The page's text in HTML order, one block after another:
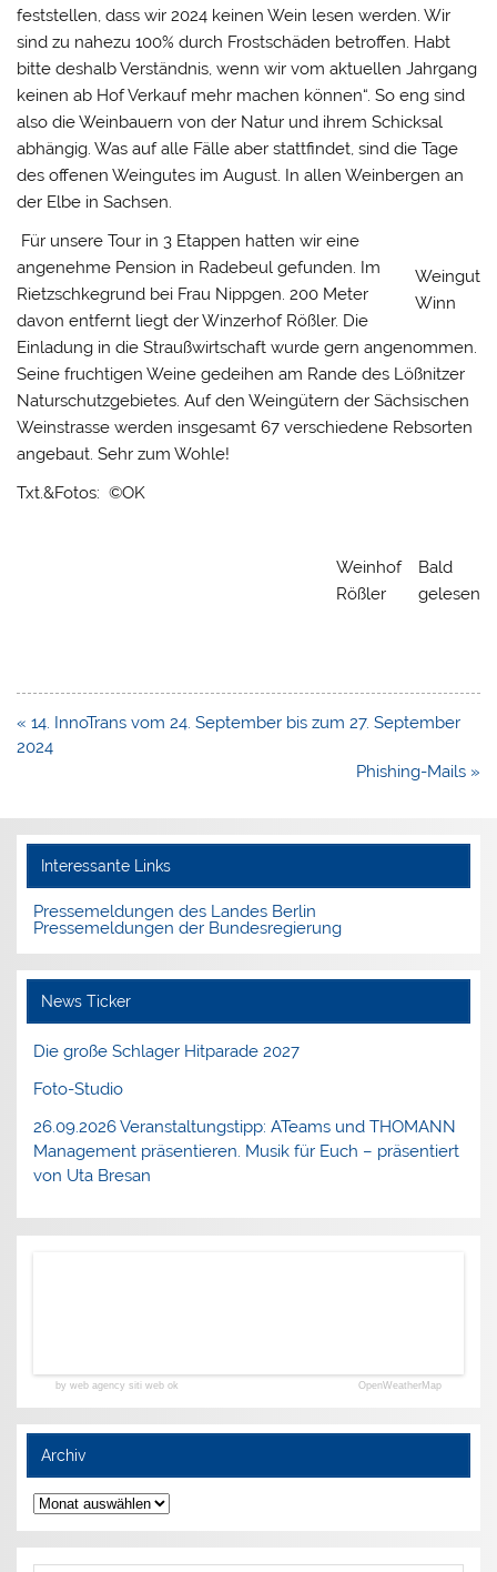
feststellen, dass wir 2024 keinen Wein lesen werden. Wir
sind zu nahezu 100% durch Frostschäden betroffen. Habt
bitte deshalb Verständnis, wenn wir vom aktuellen Jahrgang
keinen ab Hof Verkauf mehr machen können“. So eng sind
also die Weinbauern von der Natur und ihrem Schicksal
abhängig. Was auf alle Fälle aber stattfindet, sind die Tage
des offenen Weingutes im August. In allen Weinbergen an
der Elbe in Sachsen.
Weingut
Winn
Für unsere Tour in 3 Etappen hatten wir eine
angenehme Pension in Radebeul gefunden. Im
Rietzschkegrund bei Frau Nippgen. 200 Meter
davon entfernt liegt der Winzerhof Rößler. Die
Einladung in die Straußwirtschaft wurde gern angenommen.
Seine fruchtigen Weine gedeihen am Rande des Lößnitzer
Naturschutzgebietes. Auf den Weingütern der Sächsischen
Weinstrasse werden insgesamt 67 verschiedene Rebsorten
angebaut. Sehr zum Wohle!
Txt.&Fotos: ©OK
Bald
gelesen
Weinhof
Rößler
Beitragsnavigation
« 14. InnoTrans vom 24. September bis zum 27. September
2024
Phishing-Mails »
Interessante Links
Pressemeldungen des Landes Berlin
Pressemeldungen der Bundesregierung
News Ticker
Die große Schlager Hitparade 2027
Foto-Studio
26.09.2026 Veranstaltungstipp: ATeams und THOMANN
Management präsentieren. Musik für Euch – präsentiert
von Uta Bresan
by web agency siti web ok OpenWeatherMap
Archiv
Archiv